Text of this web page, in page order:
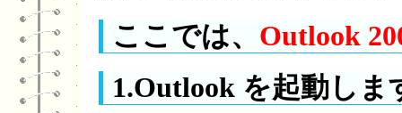
ここでは、 Outlook
1.Outlook を起動しま